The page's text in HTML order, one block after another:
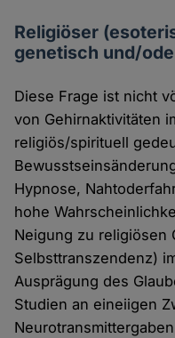
Religiöser
genetisch und/
Diese Frage ist nicht
von Gehirnaktivitäten
religiös/spirituell
Hypnose,
hohe
Neigung zu religiösen
Selbsttranszendenz)
Ausprägung des
Studien an eineiigen